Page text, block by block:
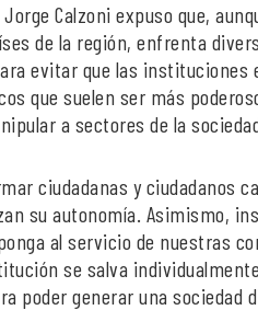
Calzoni expuso que,
de la región, enfrenta
evitar que las instituciones
que suelen ser más
a sectores de la
ciudadanas y ciudadanos
su autonomía. Asimismo,
al servicio de nuestras
se salva
poder generar una sociedad